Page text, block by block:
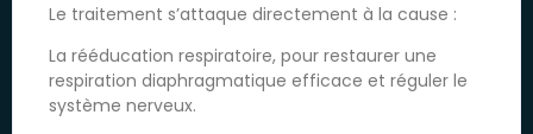
Le traitement s’attaque directement à la cause :
La rééducation respiratoire, pour restaurer une
respiration diaphragmatique efficace et réguler le
système nerveux.